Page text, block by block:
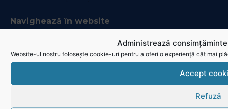
Administrează
Website-ul nostru folosește cookie-uri pentru a oferi o experiență cât mai
Accept
Refuză
Navighează în website
Transmisii live și reluări
Contactează-ne